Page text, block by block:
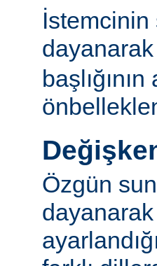
İstemcinin
Özgün